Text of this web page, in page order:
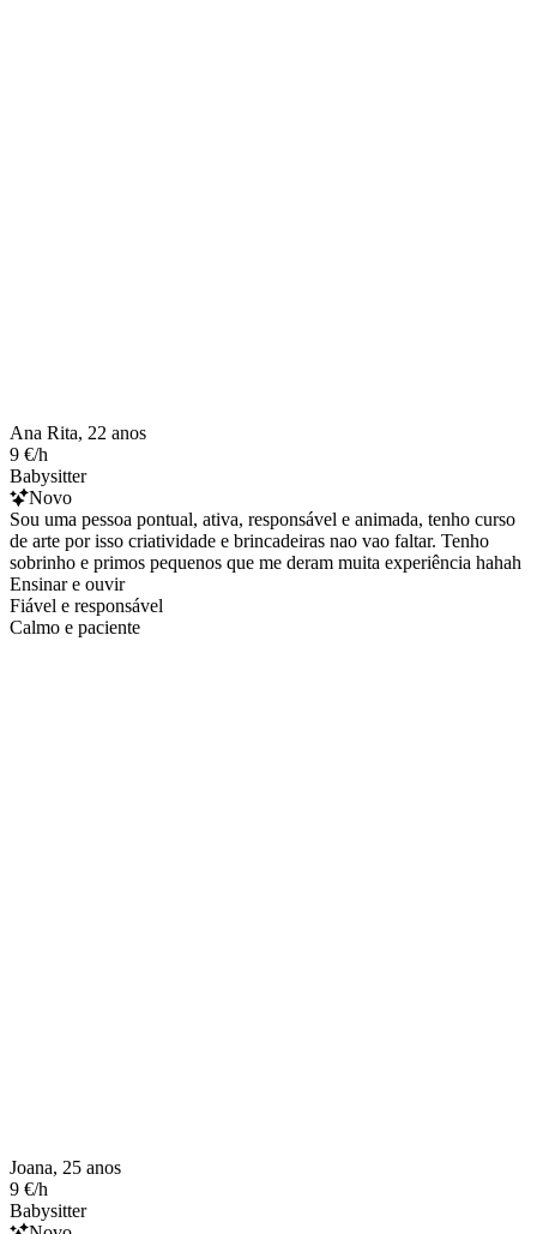
Ana Rita, 22 anos
9 €/h
Babysitter
Novo
Sou uma pessoa pontual, ativa, responsável e animada, tenho curso
de arte por isso criatividade e brincadeiras nao vao faltar. Tenho
sobrinho e primos pequenos que me deram muita experiência hahah
Ensinar e ouvir
Fiável e responsável
Calmo e paciente
Joana, 25 anos
9 €/h
Babysitter